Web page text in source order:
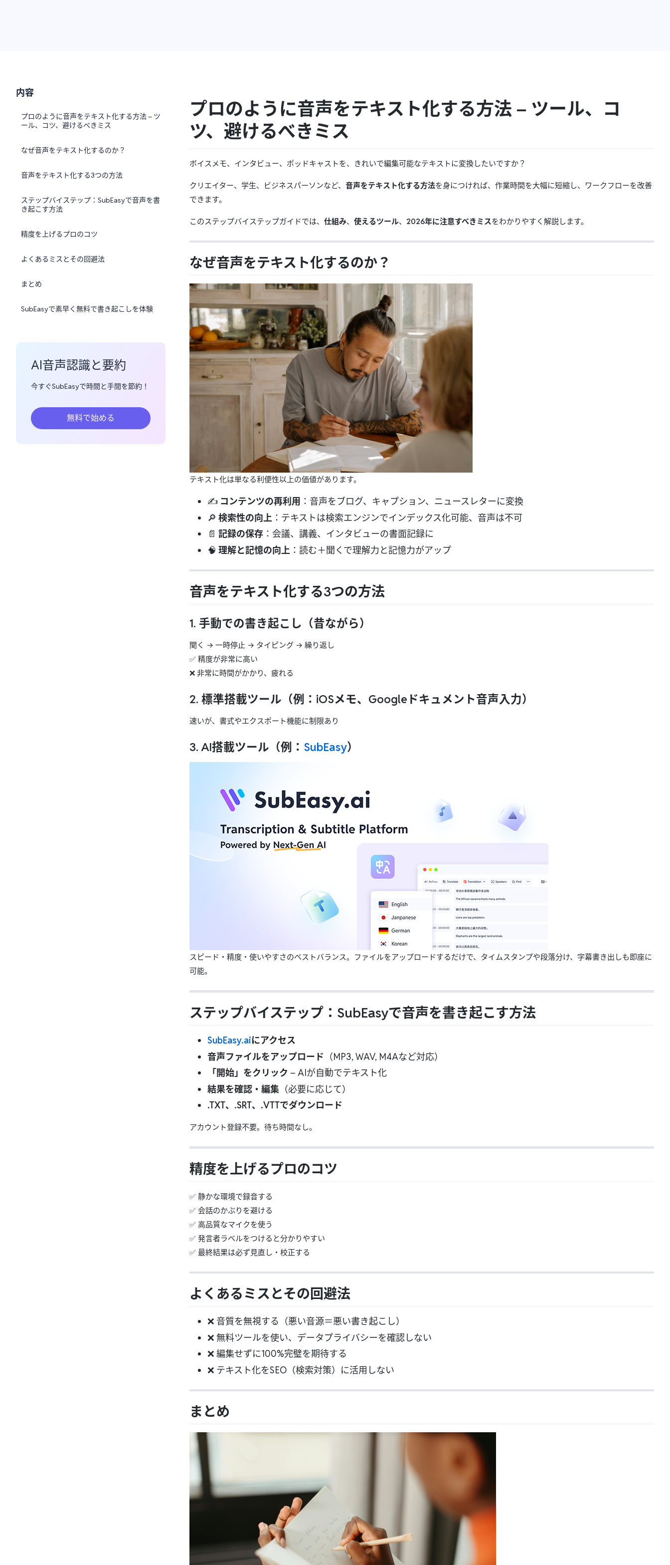
内容
プロのように音声をテキスト化する方法 – ツ
ール、コツ、避けるべきミス
なぜ音声をテキスト化するのか？
音声をテキスト化する3つの方法
ステップバイステップ：SubEasyで音声を書
き起こす方法
精度を上げるプロのコツ
よくあるミスとその回避法
まとめ
SubEasyで素早く無料で書き起こしを体験
AI音声認識と要約
今すぐSubEasyで時間と手間を節約！
無料で始める
プロのように音声をテキスト化する方法 – ツール、コ
ツ、避けるべきミス
ボイスメモ、インタビュー、ポッドキャストを、きれいで編集可能なテキストに変換したいですか？
クリエイター、学生、ビジネスパーソンなど、 音声をテキスト化する方法を身につければ、作業時間を大幅に短縮し、ワークフローを改善
できます。
このステップバイステップガイドでは、 仕組み、 使えるツール、 2026年に注意すべきミスをわかりやすく解説します。
なぜ音声をテキスト化するのか？
テキスト化は単なる利便性以上の価値があります。
✍️ コンテンツの再利用 ：音声をブログ、キャプション、ニュースレターに変換
🔎 検索性の向上 ：テキストは検索エンジンでインデックス化可能、音声は不可
📄 記録の保存 ：会議、講義、インタビューの書面記録に
🧠 理解と記憶の向上 ：読む＋聞くで理解力と記憶力がアップ
音声をテキスト化する3つの方法
1. 手動での書き起こし （昔ながら）
聞く → 一時停止 → タイピング → 繰り返し
✅ 精度が非常に高い
❌ 非常に時間がかかり、疲れる
2. 標準搭載ツール （例：iOSメモ、Googleドキュメント音声入力）
速いが、書式やエクスポート機能に制限あり
3.AI搭載ツール （例： SubEasy）
スピード・精度・使いやすさのベストバランス。ファイルをアップロードするだけで、タイムスタンプや段落分け、字幕書き出しも即座に
可能。
ステップバイステップ：SubEasyで音声を書き起こす方法
SubEasy.aiにアクセス
音声ファイルをアップロード （MP3, WAV, M4Aなど対応）
「開始」をクリック – AIが自動でテキスト化
結果を確認・編集 （必要に応じて）
.TXT、.SRT、.VTTでダウンロード
アカウント登録不要。待ち時間なし。
精度を上げるプロのコツ
✅ 静かな環境で録音する
✅ 会話のかぶりを避ける
✅ 高品質なマイクを使う
✅ 発言者ラベルをつけると分かりやすい
✅ 最終結果は必ず見直し・校正する
よくあるミスとその回避法
❌ 音質を無視する（悪い音源＝悪い書き起こし）
❌ 無料ツールを使い、データプライバシーを確認しない
❌ 編集せずに100%完璧を期待する
❌ テキスト化をSEO（検索対策）に活用しない
まとめ